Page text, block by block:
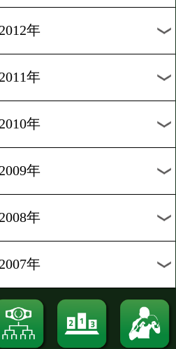
2020年
2018年
2017年
2016年